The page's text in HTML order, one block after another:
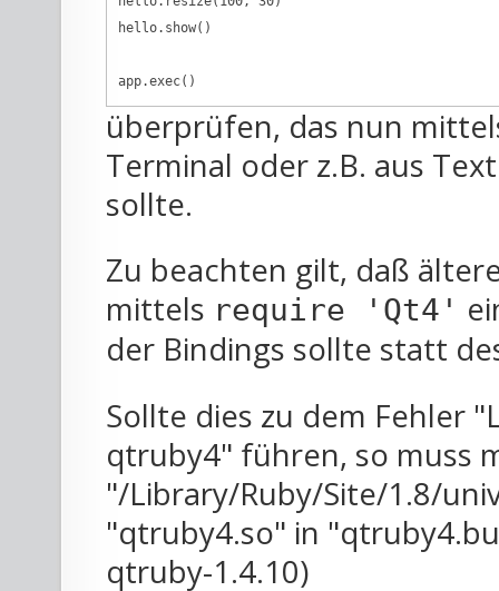
hello.show()
app.exec()
überprüfen, das nun
Terminal oder z.B. aus
sollte.
Zu beachten gilt, daß
mittels require 'Qt4'
der Bindings sollte statt
Sollte dies zu dem Fehler
qtruby4" führen, so muss
"/Library/Ruby/Site/1.8/
"qtruby4.so" in
qtruby-1.4.10)